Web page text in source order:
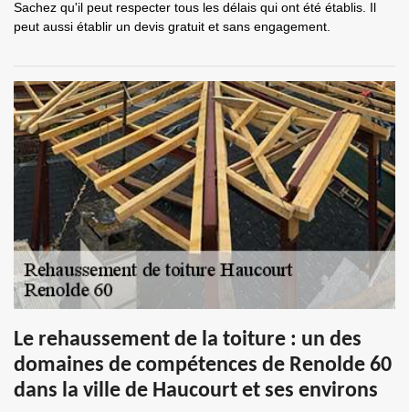
Sachez qu'il peut respecter tous les délais qui ont été établis. Il
peut aussi établir un devis gratuit et sans engagement.
Le rehaussement de la toiture : un des
domaines de compétences de Renolde 60
dans la ville de Haucourt et ses environs